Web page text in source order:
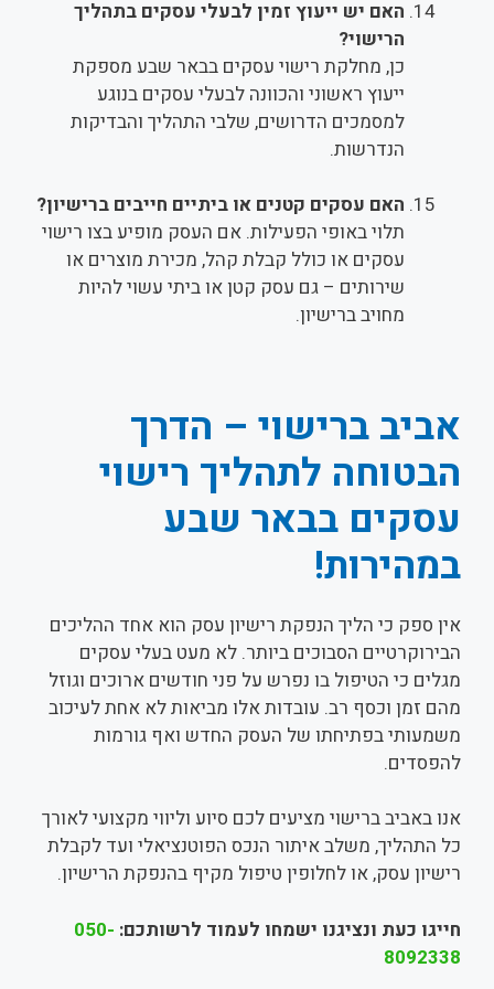
האם יש ייעוץ זמין לבעלי עסקים בתהליך
הרישוי?
כן, מחלקת רישוי עסקים בבאר שבע מספקת
ייעוץ ראשוני והכוונה לבעלי עסקים בנוגע
למסמכים הדרושים, שלבי התהליך והבדיקות
הנדרשות.
האם עסקים קטנים או ביתיים חייבים ברישיון?
תלוי באופי הפעילות. אם העסק מופיע בצו רישוי
עסקים או כולל קבלת קהל, מכירת מוצרים או
שירותים – גם עסק קטן או ביתי עשוי להיות
מחויב ברישיון.
אביב ברישוי – הדרך
הבטוחה לתהליך רישוי
עסקים בבאר שבע
במהירות!
אין ספק כי הליך הנפקת רישיון עסק הוא אחד ההליכים
הבירוקרטיים הסבוכים ביותר. לא מעט בעלי עסקים
מגלים כי הטיפול בו נפרש על פני חודשים ארוכים וגוזל
מהם זמן וכסף רב. עובדות אלו מביאות לא אחת לעיכוב
משמעותי בפתיחתו של העסק החדש ואף גורמות
להפסדים.
אנו באביב ברישוי מציעים לכם סיוע וליווי מקצועי לאורך
כל התהליך, משלב איתור הנכס הפוטנציאלי ועד לקבלת
רישיון עסק, או לחלופין טיפול מקיף בהנפקת הרישיון.
חייגו כעת ונציגנו ישמחו לעמוד לרשותכם: 050-
8092338